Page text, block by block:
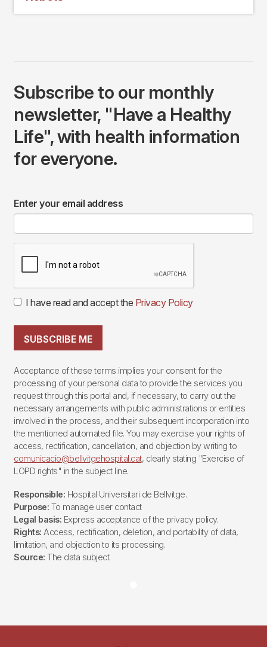
Subscribe to our monthly
newsletter, "Have a Healthy
Life", with health information
for everyone.
Enter your email address
I have read and accept the Privacy Policy
SUBSCRIBE ME
Acceptance of these terms implies your consent for the
processing of your personal data to provide the services you
request through this portal and, if necessary, to carry out the
necessary arrangements with public administrations or entities
involved in the process, and their subsequent incorporation into
the mentioned automated file. You may exercise your rights of
access, rectification, cancellation, and objection by writing to
comunicacio@bellvitgehospital.cat, clearly stating "Exercise of
LOPD rights" in the subject line.
Responsible: Hospital Universitari de Bellvitge.
Purpose: To manage user contact
Legal basis: Express acceptance of the privacy policy.
Rights: Access, rectification, deletion, and portability of data,
limitation, and objection to its processing.
Source: The data subject.